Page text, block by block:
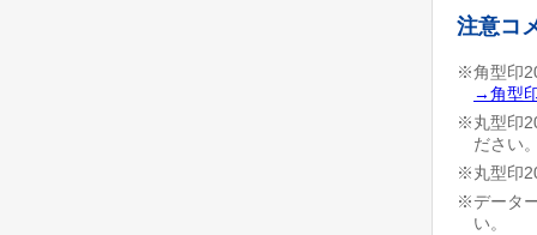
注意コ
※角型印
→角型
※丸型印
ださい
※丸型印
※データ
い。